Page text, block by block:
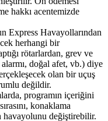
hakkı acentemizde
Express Havayollarından
herhangi bir
rötarlardan, grev ve
doğal afet, vb.) diye
olan bir uçuş
değildir.
programın içeriğini
konaklama
havayolunu değiştirebilir.